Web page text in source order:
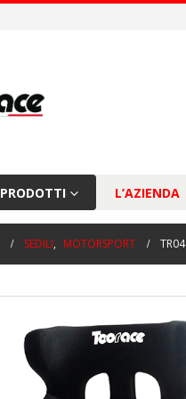
PRODOTTI L’AZIENDA
SEDILI, MOTORSPORT TR04